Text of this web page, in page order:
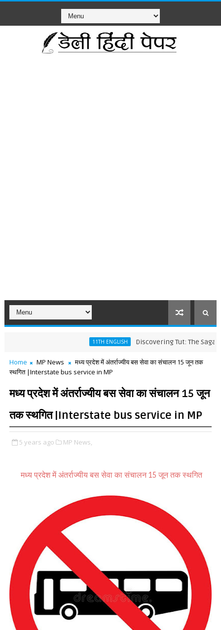
11TH ENGLISH Discovering Tut: The Saga
Home MP News
मध्य प्रदेश में अंतर्राज्यीय बस सेवा का संचालन 15 जून तक
स्थगित |Interstate bus service in MP
मध्य प्रदेश में अंतर्राज्यीय बस सेवा का संचालन 15 जून
तक स्थगित |Interstate bus service in MP
5 years ago MP News,
मध्य प्रदेश मेंअंतर्राज्यीय बस सेवा का संचालन15 जून तक स्थगित